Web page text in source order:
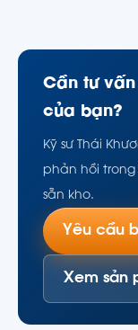
Cần tư
của bạn?
Kỹ sư Thái
phản hồi trong
sẵn kho.
Yêu cầu
Xem sản